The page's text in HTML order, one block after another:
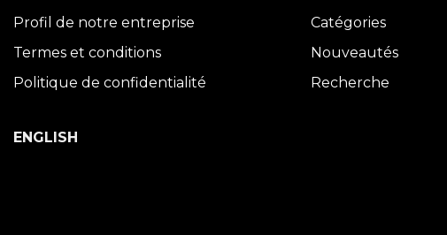
Profil de notre entreprise
Termes et conditions
Politique de confidentialité
Catégories
Nouveautés
Recherche
ENGLISH